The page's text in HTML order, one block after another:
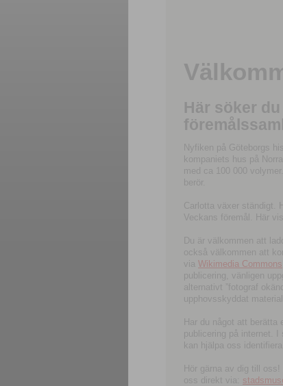
Här söker
Nyfiken på Göteborgs
kompaniets hus på
med ca 100 000
berör.
Carlotta växer ständigt.
Veckans föremål. Här
Du är välkommen att
också välkommen att
via Wikimedia Commons
publicering, vänligen
alternativt ”fotograf
upphovsskyddat material.
Har du något att
publicering på internet.
kan hjälpa oss
Hör gärna av dig till
oss direkt via: